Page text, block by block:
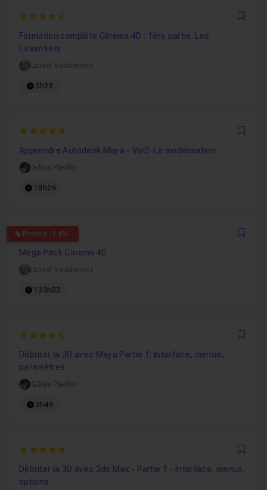
4.9090909090909
Formation complète Cinema 4D : 1ère partie. Les
Essentiels
Lionel Vicidomini
5h28
5
Apprendre Autodesk Maya - Vol2-La modélisation
Gilles Pfeiffer
18h26
Promo -14%
4.8260869565217
Méga Pack Cinema 4D
Lionel Vicidomini
133h03
4.9545454545455
Débuter la 3D avec Maya Partie 1: Interface, menus,
paramètres
Gilles Pfeiffer
3h46
5
Débuter la 3D avec 3ds Max - Partie 1 - Interface, menus,
options